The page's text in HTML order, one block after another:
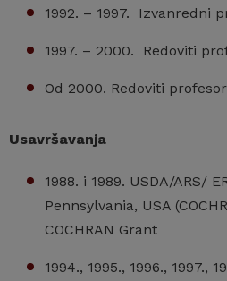
1992. – 1997. Izvanredni
1997. – 2000. Redoviti
Od 2000. Redoviti
Usavršavanja
1988. i 1989. USDA/ARS/
Pennsylvania, USA
COCHRAN Grant
1994., 1995., 1996., 1997.,